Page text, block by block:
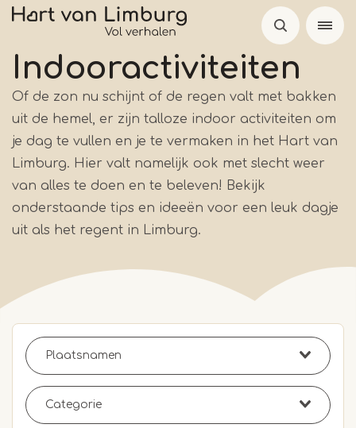
Overslaan
naar
de
inhoud
gaan
Indooractiviteiten
Of de zon nu schijnt of de regen valt met bakken
uit de hemel, er zijn talloze indoor activiteiten om
je dag te vullen en je te vermaken in het Hart van
Limburg. Hier valt namelijk ook met slecht weer
van alles te doen en te beleven! Bekijk
onderstaande tips en ideeën voor een leuk dagje
uit als het regent in Limburg.